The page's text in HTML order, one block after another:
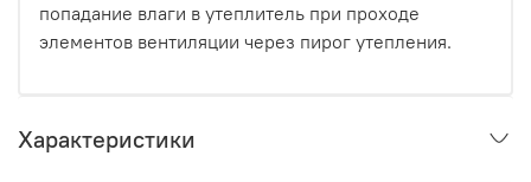
попадание влаги в утеплитель при проходе
элементов вентиляции через пирог утепления.
Характеристики